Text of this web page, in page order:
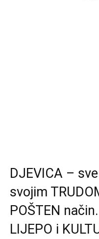
DJEVICA –
svojim
POŠTEN
LIJEPO i